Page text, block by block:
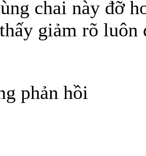
chai này đỡ
giảm rõ
phản hồi